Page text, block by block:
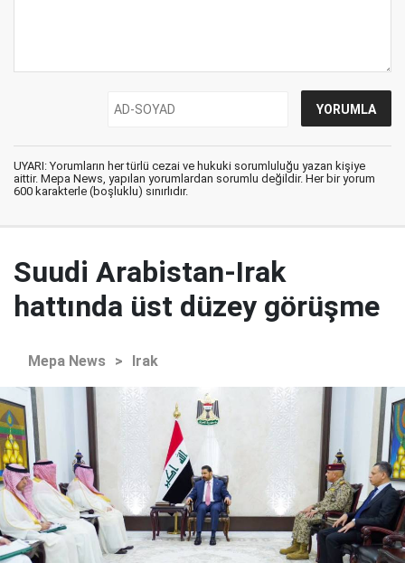
UYARI: Yorumların her türlü cezai ve hukuki sorumluluğu yazan kişiye
aittir. Mepa News, yapılan yorumlardan sorumlu değildir. Her bir yorum
600 karakterle (boşluklu) sınırlıdır.
Suudi Arabistan-Irak
hattında üst düzey görüşme
Mepa News > Irak